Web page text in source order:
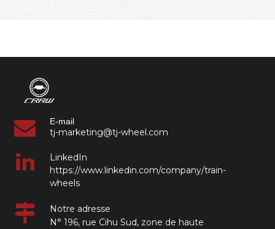
E-mail
tj-marketing@tj-wheel.com
LinkedIn
https://www.linkedin.com/company/train-
wheels
Notre adresse
N° 196, rue Cihu Sud, zone de haute